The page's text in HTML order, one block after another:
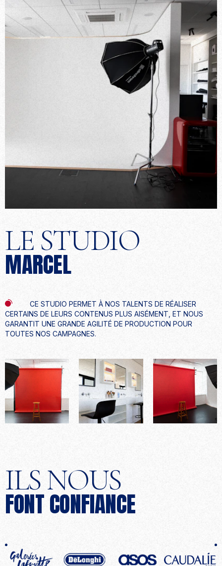
LE STUDIO
MARCEL
CE STUDIO PERMET À NOS TALENTS DE RÉALISER
CERTAINS DE LEURS CONTENUS PLUS AISÉMENT, ET NOUS
GARANTIT UNE GRANDE AGILITÉ DE PRODUCTION POUR
TOUTES NOS CAMPAGNES.
ILS NOUS
FONT CONFIANCE